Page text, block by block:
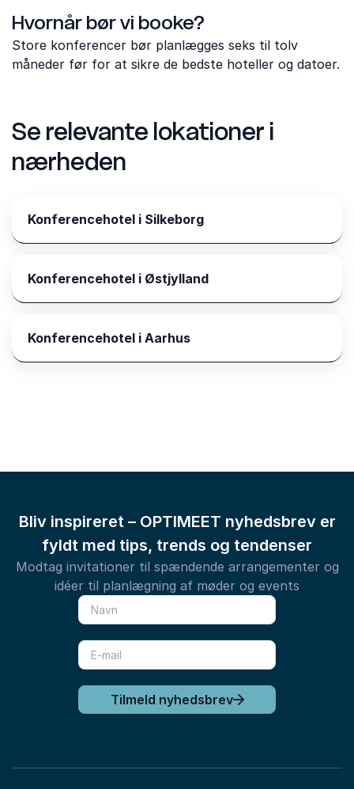
Hvornår bør vi booke?
Store konferencer bør planlægges seks til tolv
måneder før for at sikre de bedste hoteller og datoer.
Se relevante lokationer i
nærheden
Konferencehotel i Silkeborg
Konferencehotel i Østjylland
Konferencehotel i Aarhus
Bliv inspireret – OPTIMEET nyhedsbrev er
fyldt med tips, trends og tendenser
Modtag invitationer til spændende arrangementer og
idéer til planlægning af møder og events
Tilmeld nyhedsbrev